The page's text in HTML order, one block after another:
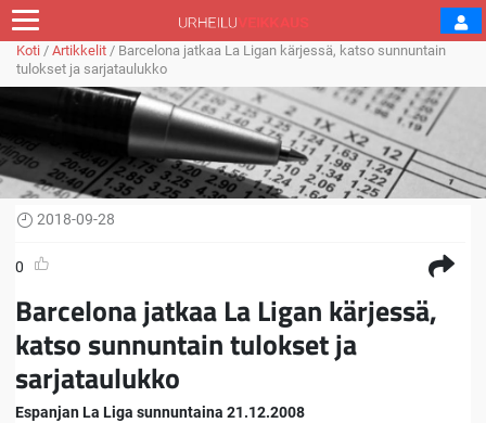
Koti / Artikkelit / Barcelona jatkaa La Ligan kärjessä, katso sunnuntain
tulokset ja sarjataulukko
2018-09-28
0
Barcelona jatkaa La Ligan kärjessä,
katso sunnuntain tulokset ja
sarjataulukko
Espanjan La Liga sunnuntaina 21.12.2008